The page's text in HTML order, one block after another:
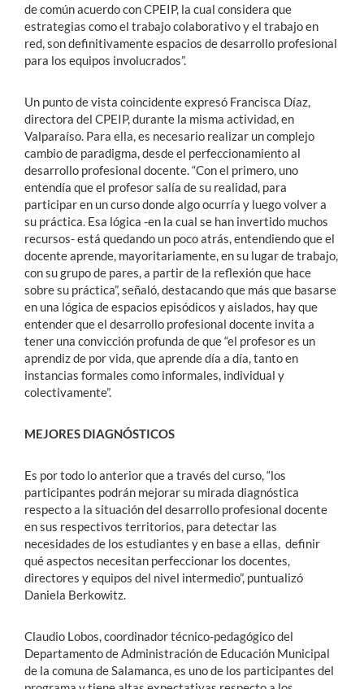
de común acuerdo con CPEIP, la cual considera que
estrategias como el trabajo colaborativo y el trabajo en
red, son definitivamente espacios de desarrollo profesional
para los equipos involucrados”.
Un punto de vista coincidente expresó Francisca Díaz,
directora del CPEIP, durante la misma actividad, en
Valparaíso. Para ella, es necesario realizar un complejo
cambio de paradigma, desde el perfeccionamiento al
desarrollo profesional docente. “Con el primero, uno
entendía que el profesor salía de su realidad, para
participar en un curso donde algo ocurría y luego volver a
su práctica. Esa lógica -en la cual se han invertido muchos
recursos- está quedando un poco atrás, entendiendo que el
docente aprende, mayoritariamente, en su lugar de trabajo,
con su grupo de pares, a partir de la reflexión que hace
sobre su práctica”, señaló, destacando que más que basarse
en una lógica de espacios episódicos y aislados, hay que
entender que el desarrollo profesional docente invita a
tener una convicción profunda de que “el profesor es un
aprendiz de por vida, que aprende día a día, tanto en
instancias formales como informales, individual y
colectivamente”.
MEJORES DIAGNÓSTICOS
Es por todo lo anterior que a través del curso, “los
participantes podrán mejorar su mirada diagnóstica
respecto a la situación del desarrollo profesional docente
en sus respectivos territorios, para detectar las
necesidades de los estudiantes y en base a ellas, definir
qué aspectos necesitan perfeccionar los docentes,
directores y equipos del nivel intermedio”, puntualizó
Daniela Berkowitz.
Claudio Lobos, coordinador técnico-pedagógico del
Departamento de Administración de Educación Municipal
de la comuna de Salamanca, es uno de los participantes del